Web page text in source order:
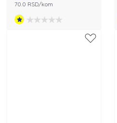
70.0 RSD/kom